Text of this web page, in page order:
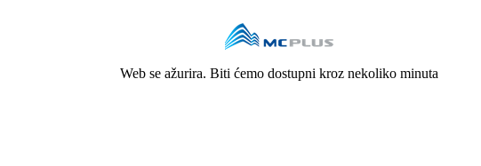
Web se ažurira. Biti ćemo dostupni kroz nekoliko minuta